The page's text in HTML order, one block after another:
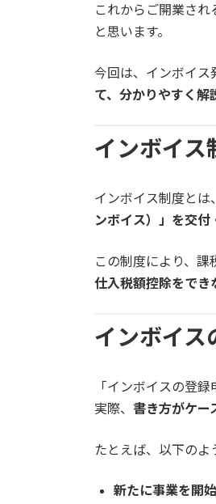
これからご開業さ
と思います。
今回は、インボイス
て、分かりやすく解
インボイス
インボイス制度とは
ンボイス）」を交
この制度により、課
仕入税額控除をでき
インボイス
「インボイスの登
実際、 書き方がケー
たとえば、以下のよ
新たに事業を開